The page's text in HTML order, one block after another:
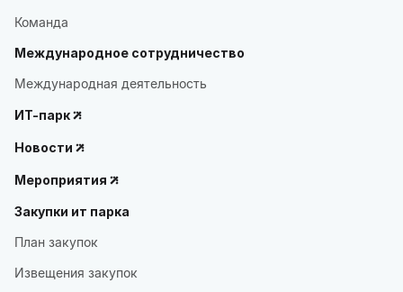
Команда
Международное сотрудничество
Международная деятельность
ИТ-парк
Новости
Мероприятия
Закупки ит парка
План закупок
Извещения закупок